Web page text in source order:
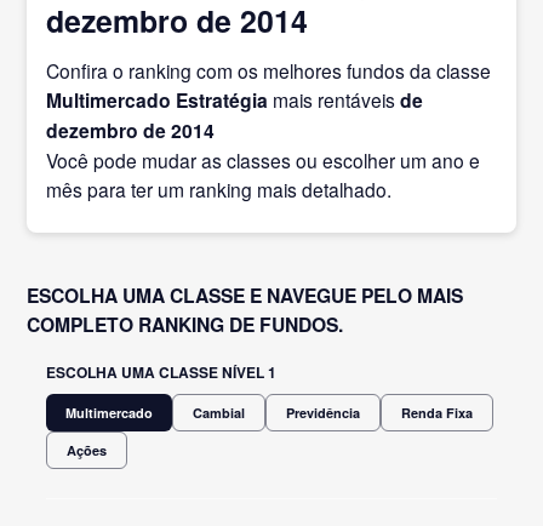
dezembro de 2014
Confira o ranking com os melhores fundos da classe
Multimercado Estratégia mais rentáveisde
dezembro de 2014
Você pode mudar as classes ou escolher um ano e
mês para ter um ranking mais detalhado.
ESCOLHA UMA CLASSE E NAVEGUE PELO MAIS
COMPLETO RANKING DE FUNDOS.
ESCOLHA UMA CLASSE NÍVEL 1
Multimercado Cambial Previdência Renda Fixa
Ações